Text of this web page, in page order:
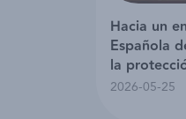
Hacia un
Española
la
eventos
2026-05-25